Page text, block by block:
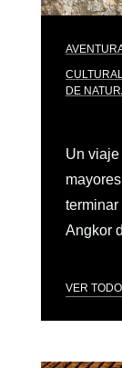
DE
Un viaje
Angkor
VER